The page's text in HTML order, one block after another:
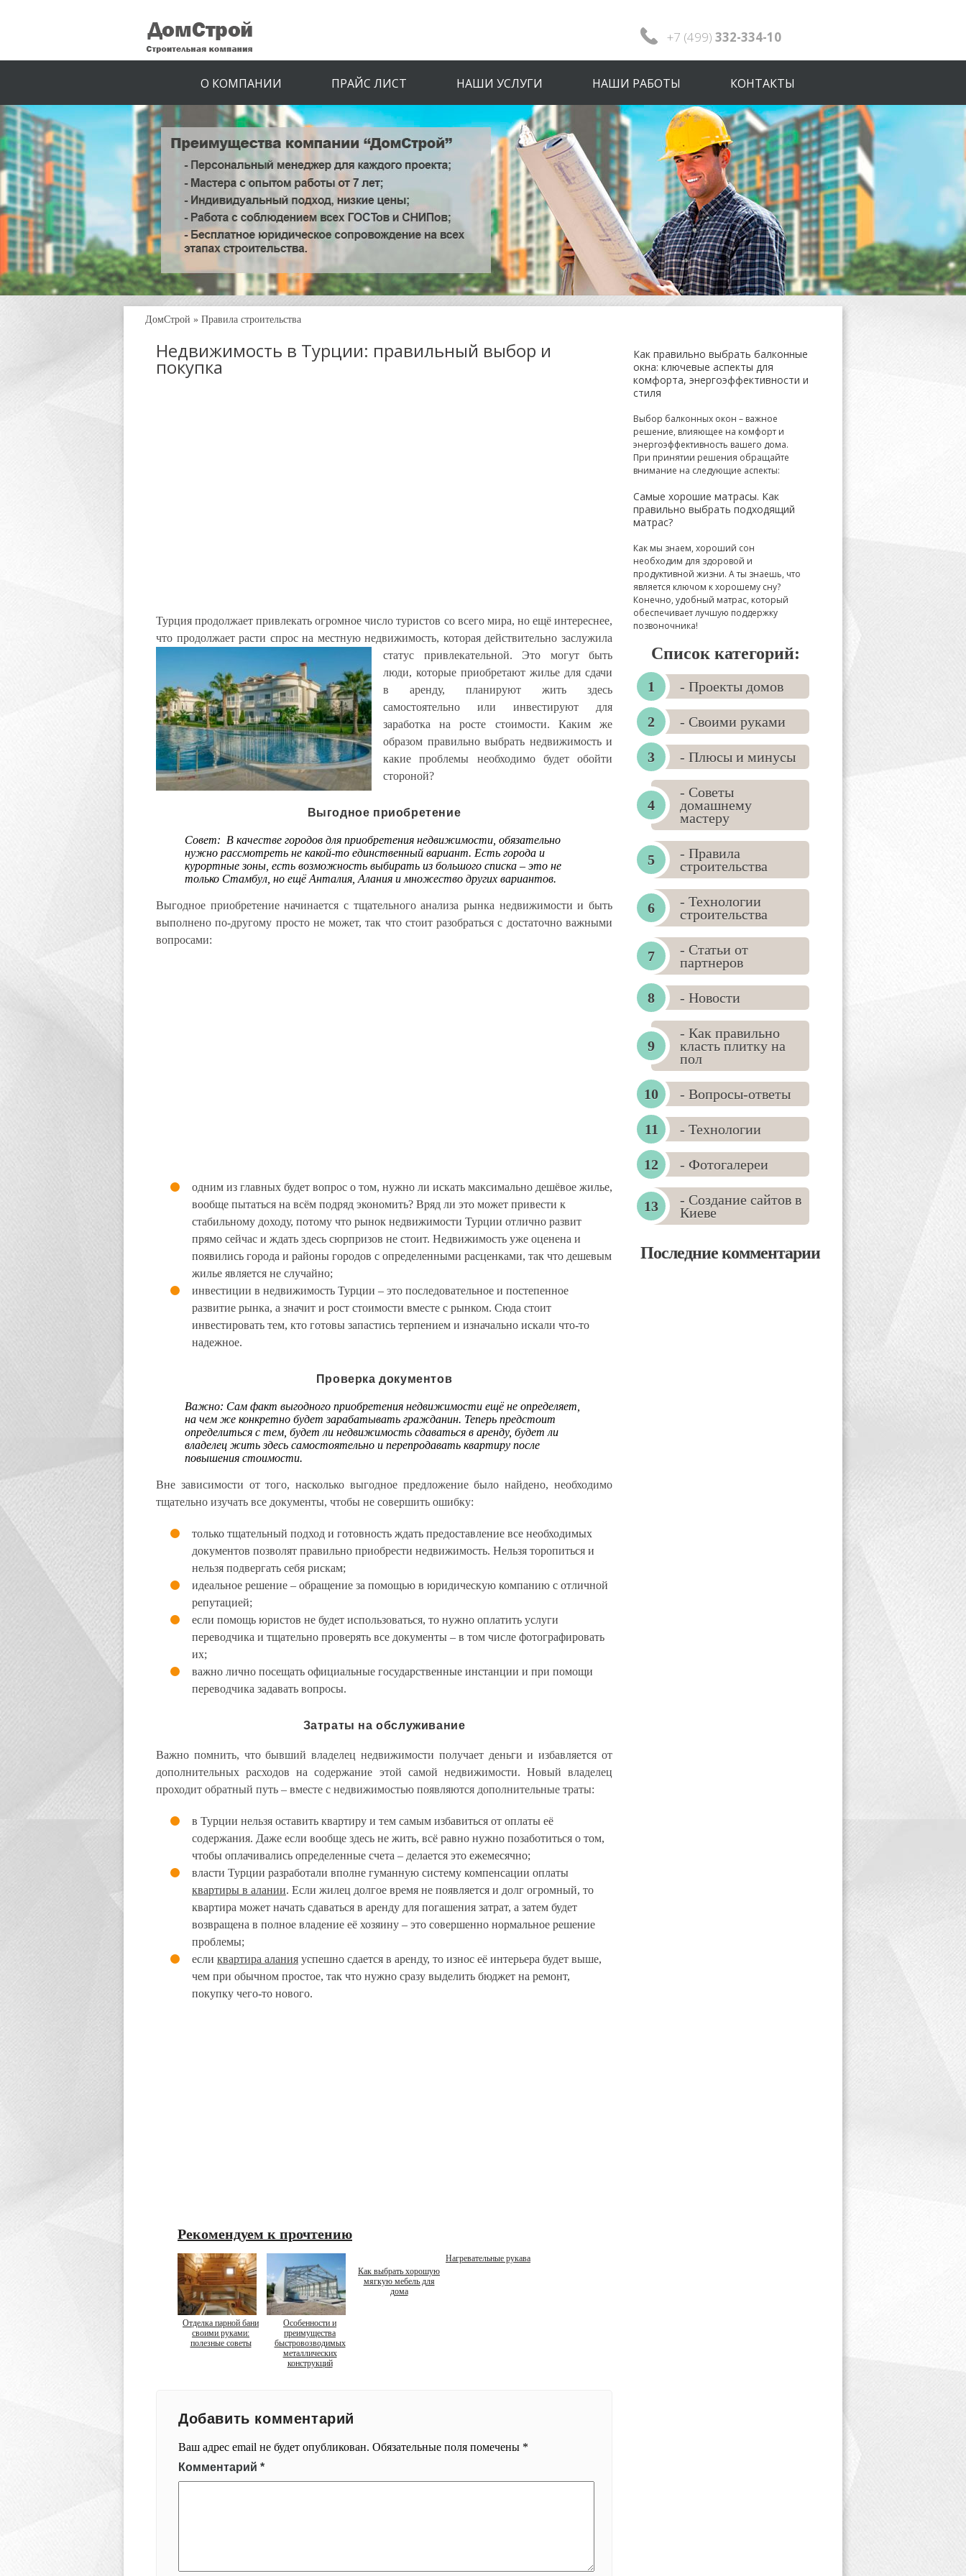
+7 (499) 332-334-10
О КОМПАНИИ ПРАЙС ЛИСТ НАШИ УСЛУГИ НАШИ РАБОТЫ КОНТАКТЫ
ДомСтрой » Правила строительства
Недвижимость в Турции: правильный выбор и
покупка
Турция продолжает привлекать огромное число туристов со всего мира, но ещё интереснее,
что продолжает расти спрос на местную недвижимость, которая действительно заслужила
статус привлекательной. Это могут быть
люди, которые приобретают жилье для сдачи
в аренду, планируют жить здесь
самостоятельно или инвестируют для
заработка на росте стоимости. Каким же
образом правильно выбрать недвижимость и
какие проблемы необходимо будет обойти
стороной?
Выгодное приобретение
Совет: В качестве городов для приобретения недвижимости, обязательно
нужно рассмотреть не какой-то единственный вариант. Есть города и
курортные зоны, есть возможность выбирать из большого списка – это не
только Стамбул, но ещё Анталия, Алания и множество других вариантов.
Выгодное приобретение начинается с тщательного анализа рынка недвижимости и быть
выполнено по-другому просто не может, так что стоит разобраться с достаточно важными
вопросами:
одним из главных будет вопрос о том, нужно ли искать максимально дешёвое жилье,
вообще пытаться на всём подряд экономить? Вряд ли это может привести к
стабильному доходу, потому что рынок недвижимости Турции отлично развит
прямо сейчас и ждать здесь сюрпризов не стоит. Недвижимость уже оценена и
появились города и районы городов с определенными расценками, так что дешевым
жилье является не случайно;
инвестиции в недвижимость Турции – это последовательное и постепенное
развитие рынка, а значит и рост стоимости вместе с рынком. Сюда стоит
инвестировать тем, кто готовы запастись терпением и изначально искали что-то
надежное.
Проверка документов
Важно: Сам факт выгодного приобретения недвижимости ещё не определяет,
на чем же конкретно будет зарабатывать гражданин. Теперь предстоит
определиться с тем, будет ли недвижимость сдаваться в аренду, будет ли
владелец жить здесь самостоятельно и перепродавать квартиру после
повышения стоимости.
Вне зависимости от того, насколько выгодное предложение было найдено, необходимо
тщательно изучать все документы, чтобы не совершить ошибку:
только тщательный подход и готовность ждать предоставление все необходимых
документов позволят правильно приобрести недвижимость. Нельзя торопиться и
нельзя подвергать себя рискам;
идеальное решение – обращение за помощью в юридическую компанию с отличной
репутацией;
если помощь юристов не будет использоваться, то нужно оплатить услуги
переводчика и тщательно проверять все документы – в том числе фотографировать
их;
важно лично посещать официальные государственные инстанции и при помощи
переводчика задавать вопросы.
Затраты на обслуживание
Важно помнить, что бывший владелец недвижимости получает деньги и избавляется от
дополнительных расходов на содержание этой самой недвижимости. Новый владелец
проходит обратный путь – вместе с недвижимостью появляются дополнительные траты:
в Турции нельзя оставить квартиру и тем самым избавиться от оплаты её
содержания. Даже если вообще здесь не жить, всё равно нужно позаботиться о том,
чтобы оплачивались определенные счета – делается это ежемесячно;
власти Турции разработали вполне гуманную систему компенсации оплаты
квартиры в алании. Если жилец долгое время не появляется и долг огромный, то
квартира может начать сдаваться в аренду для погашения затрат, а затем будет
возвращена в полное владение её хозяину – это совершенно нормальное решение
проблемы;
если квартира алания успешно сдается в аренду, то износ её интерьера будет выше,
чем при обычном простое, так что нужно сразу выделить бюджет на ремонт,
покупку чего-то нового.
Рекомендуем к прочтению
Отделка парной бани
своими руками:
полезные советы
Особенности и
преимущества
быстровозводимых
металлических
конструкций
Как выбрать хорошую
мягкую мебель для
дома
Нагревательные рукава
Добавить комментарий
Ваш адрес email не будет опубликован. Обязательные поля помечены *
Комментарий *
Как правильно выбрать балконные
окна: ключевые аспекты для
комфорта, энергоэффективности и
стиля
Выбор балконных окон – важное
решение, влияющее на комфорт и
энергоэффективность вашего дома.
При принятии решения обращайте
внимание на следующие аспекты:
Самые хорошие матрасы. Как
правильно выбрать подходящий
матрас?
Как мы знаем, хороший сон
необходим для здоровой и
продуктивной жизни. А ты знаешь, что
является ключом к хорошему сну?
Конечно, удобный матрас, который
обеспечивает лучшую поддержку
позвоночника!
Список категорий:
- Проекты домов
- Своими руками
- Плюсы и минусы
- Советы
домашнему
мастеру
- Правила
строительства
- Технологии
строительства
- Статьи от
партнеров
- Новости
- Как правильно
класть плитку на
пол
- Вопросы-ответы
- Технологии
- Фотогалереи
- Создание сайтов в
Киеве
Последние комментарии